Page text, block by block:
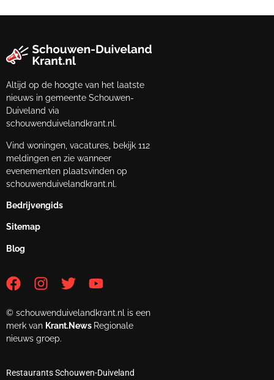
Altijd op de hoogte van het laatste
nieuws in gemeente Schouwen-
Duiveland via
schouwenduivelandkrant.nl.
Vind woningen, vacatures, bekijk 112
meldingen en zie wanneer
evenementen plaatsvinden op
schouwenduivelandkrant.nl.
Bedrijvengids
Sitemap
Blog
© schouwenduivelandkrant.nl is een
merk van Krant.News Regionale
nieuws groep.
Restaurants Schouwen-Duiveland